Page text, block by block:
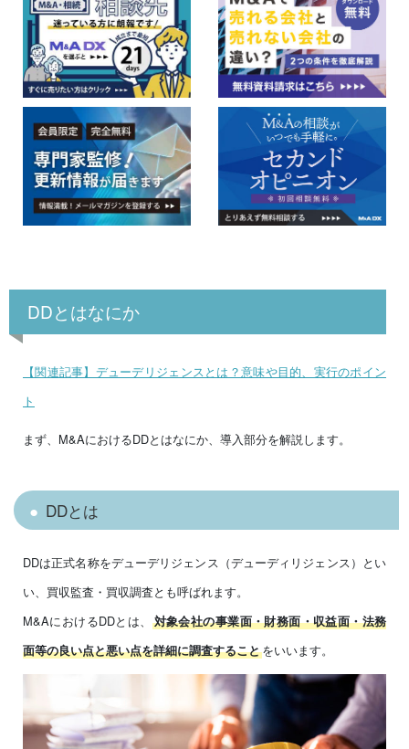
DDとはなにか
【関連記事】デューデリジェンスとは？意味や目的、実行のポイン
ト
まず、M&AにおけるDDとはなにか、導入部分を解説します。
DDとは
DDは正式名称をデューデリジェンス（デューディリジェンス）とい
い、買収監査・買収調査とも呼ばれます。
M&AにおけるDDとは、
対象会社の事業面・財務面・収益面・法務
面等の良い点と悪い点を詳細に調査することをいいます。